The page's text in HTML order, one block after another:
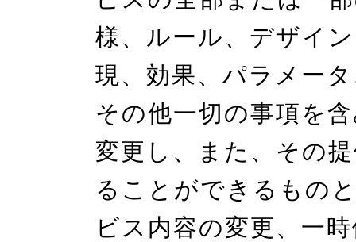
様、ルール、デザイ
現、効果、パラメー
その他一切の事項を
変更し、また、その
ることができるもの
ビス内容の変更、一